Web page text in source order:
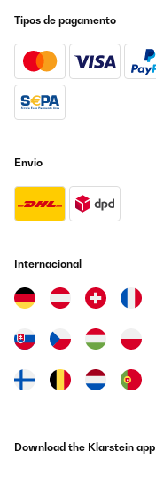
Tipos de pagamento
Envio
Internacional
Download the Klarstein app